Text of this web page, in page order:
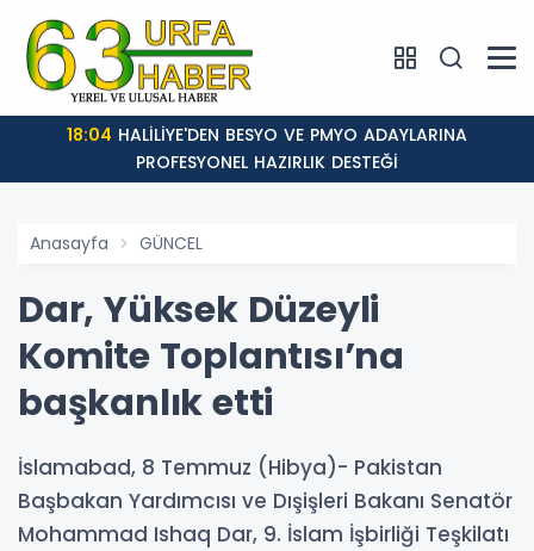
18:04
PROFESYONEL HAZIRLIK DESTEĞİ
Anasayfa GÜNCEL
Dar, Yüksek Düzeyli
Komite Toplantısı’na
başkanlık etti
İslamabad, 8 Temmuz (Hibya)- Pakistan
Başbakan Yardımcısı ve Dışişleri Bakanı Senatör
Mohammad Ishaq Dar, 9. İslam İşbirliği Teşkilatı